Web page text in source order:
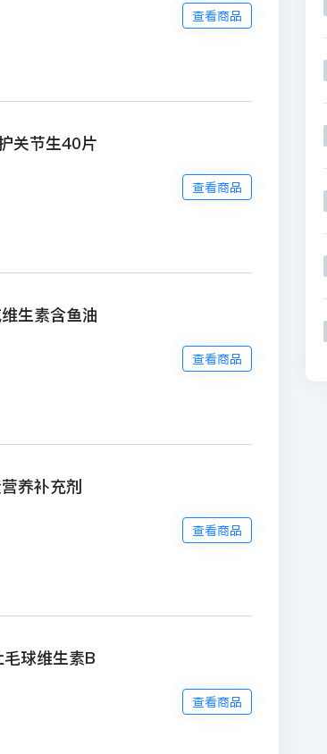
查看商品
关节生40片
查看商品
生素含鱼油
查看商品
养补充剂
查看商品
球维生素B
查看商品